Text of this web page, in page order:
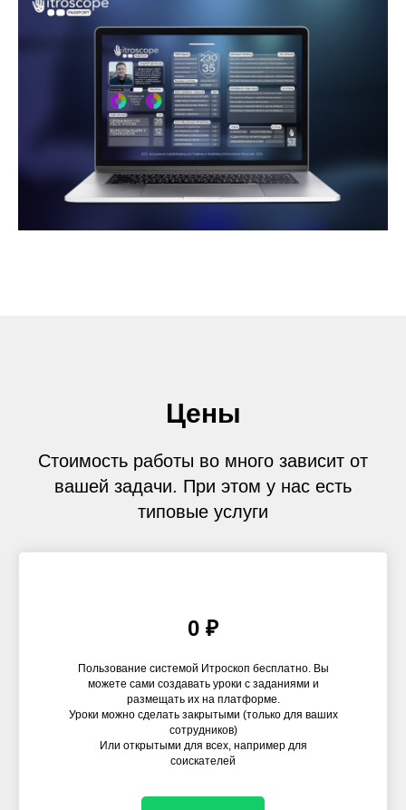
Цены
Стоимость работы во много зависит от
вашей задачи. При этом у нас есть
типовые услуги
0 ₽
Пользование системой Итроскоп бесплатно. Вы
можете сами создавать уроки с заданиями и
размещать их на платформе.
Уроки можно сделать закрытыми (только для ваших
сотрудников)
Или открытыми для всех, например для
соискателей